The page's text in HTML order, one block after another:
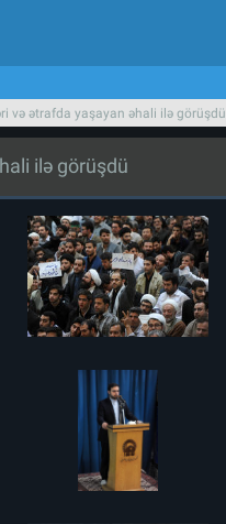
və ətrafda yaşayan əhali ilə görüşdü
ilə görüşdü